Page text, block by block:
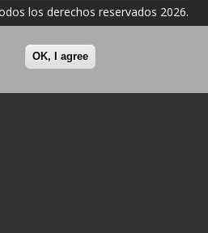
los derechos reservados 2026.
OK, I agree